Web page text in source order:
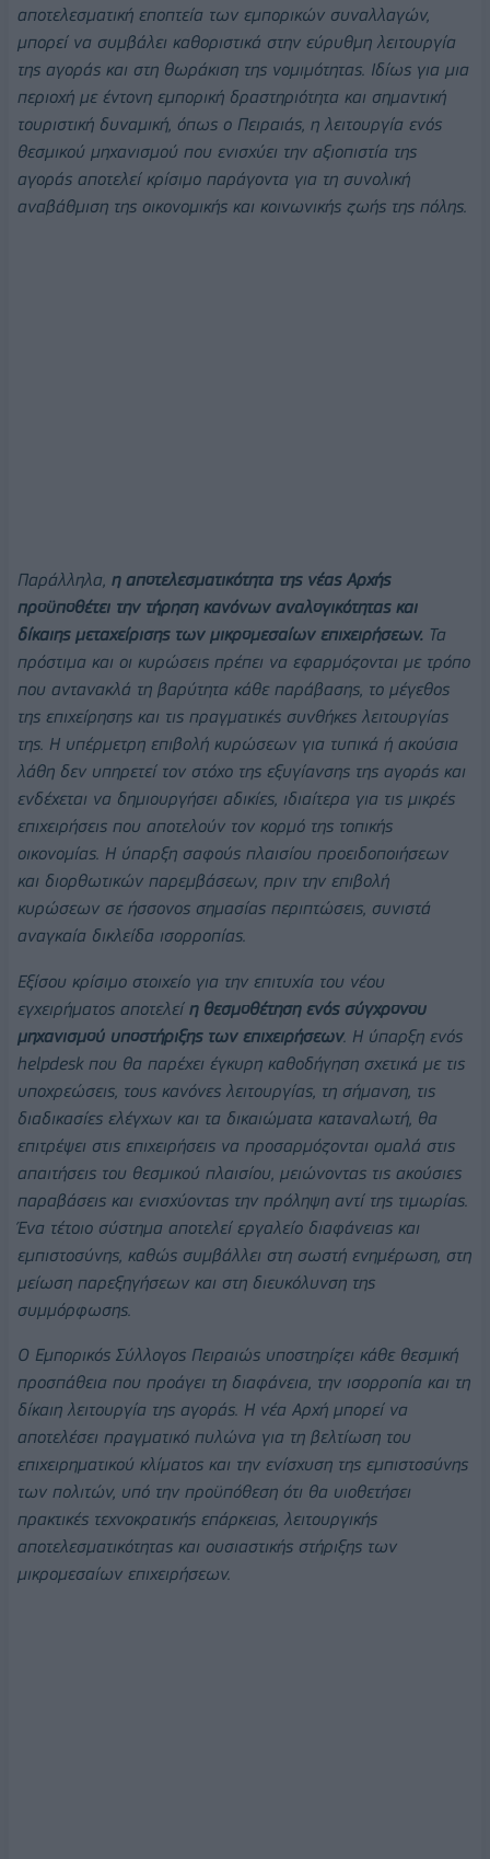
αποτελεσματική εποπτεία των εμπορικών συναλλαγών,
μπορεί να συμβάλει καθοριστικά στην εύρυθμη λειτουργία
της αγοράς και στη θωράκιση της νομιμότητας. Ιδίως για μια
περιοχή με έντονη εμπορική δραστηριότητα και σημαντική
τουριστική δυναμική, όπως ο Πειραιάς, η λειτουργία ενός
θεσμικού μηχανισμού που ενισχύει την αξιοπιστία της
αγοράς αποτελεί κρίσιμο παράγοντα για τη συνολική
αναβάθμιση της οικονομικής και κοινωνικής ζωής της πόλης.
Παράλληλα, η αποτελεσματικότητα της νέας Αρχής
προϋποθέτει την τήρηση κανόνων αναλογικότητας και
δίκαιης μεταχείρισης των μικρομεσαίων επιχειρήσεων. Τα
πρόστιμα και οι κυρώσεις πρέπει να εφαρμόζονται με τρόπο
που αντανακλά τη βαρύτητα κάθε παράβασης, το μέγεθος
της επιχείρησης και τις πραγματικές συνθήκες λειτουργίας
της. Η υπέρμετρη επιβολή κυρώσεων για τυπικά ή ακούσια
λάθη δεν υπηρετεί τον στόχο της εξυγίανσης της αγοράς και
ενδέχεται να δημιουργήσει αδικίες, ιδιαίτερα για τις μικρές
επιχειρήσεις που αποτελούν τον κορμό της τοπικής
οικονομίας. Η ύπαρξη σαφούς πλαισίου προειδοποιήσεων
και διορθωτικών παρεμβάσεων, πριν την επιβολή
κυρώσεων σε ήσσονος σημασίας περιπτώσεις, συνιστά
αναγκαία δικλείδα ισορροπίας.
Εξίσου κρίσιμο στοιχείο για την επιτυχία του νέου
εγχειρήματος αποτελεί η θεσμοθέτηση ενός σύγχρονου
μηχανισμού υποστήριξης των επιχειρήσεων. Η ύπαρξη ενός
helpdesk που θα παρέχει έγκυρη καθοδήγηση σχετικά με τις
υποχρεώσεις, τους κανόνες λειτουργίας, τη σήμανση, τις
διαδικασίες ελέγχων και τα δικαιώματα καταναλωτή, θα
επιτρέψει στις επιχειρήσεις να προσαρμόζονται ομαλά στις
απαιτήσεις του θεσμικού πλαισίου, μειώνοντας τις ακούσιες
παραβάσεις και ενισχύοντας την πρόληψη αντί της τιμωρίας.
Ένα τέτοιο σύστημα αποτελεί εργαλείο διαφάνειας και
εμπιστοσύνης, καθώς συμβάλλει στη σωστή ενημέρωση, στη
μείωση παρεξηγήσεων και στη διευκόλυνση της
συμμόρφωσης.
Ο Εμπορικός Σύλλογος Πειραιώς υποστηρίζει κάθε θεσμική
προσπάθεια που προάγει τη διαφάνεια, την ισορροπία και τη
δίκαιη λειτουργία της αγοράς. Η νέα Αρχή μπορεί να
αποτελέσει πραγματικό πυλώνα για τη βελτίωση του
επιχειρηματικού κλίματος και την ενίσχυση της εμπιστοσύνης
των πολιτών, υπό την προϋπόθεση ότι θα υιοθετήσει
πρακτικές τεχνοκρατικής επάρκειας, λειτουργικής
αποτελεσματικότητας και ουσιαστικής στήριξης των
μικρομεσαίων επιχειρήσεων.